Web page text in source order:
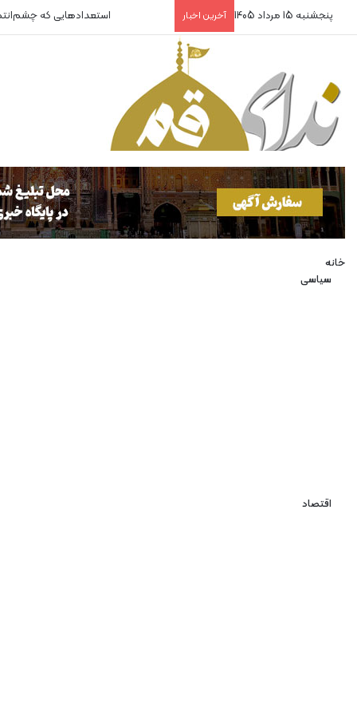
پنجشنبه 15 مرداد 1405 آخرین اخبار استعدادهایی که
خانه
سیاسی
اقتصاد